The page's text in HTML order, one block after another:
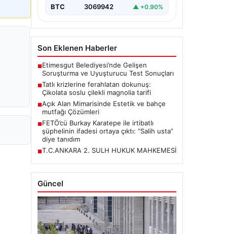
BTC 3069942 ▲ +0.90%
Son Eklenen Haberler
■Etimesgut Belediyesi’nde Gelişen
Soruşturma ve Uyuşturucu Test Sonuçları
■Tatlı krizlerine ferahlatan dokunuş:
Çikolata soslu çilekli magnolia tarifi
■Açık Alan Mimarisinde Estetik ve bahçe
mutfağı Çözümleri
■FETÖ’cü Burkay Karatepe ile irtibatlı
şüphelinin ifadesi ortaya çıktı: “Salih usta”
diye tanıdım
■T.C.ANKARA 2. SULH HUKUK MAHKEMESİ
Güncel